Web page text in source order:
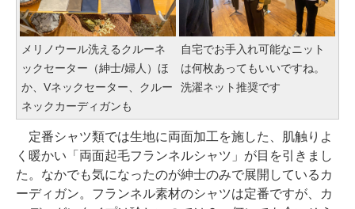
メリノウール洗えるクルーネ
ックセーター（紳士/婦人）ほ
か、Vネックセーター、クルー
ネックカーディガンも
自宅でお手入れ可能なニット
は何枚あってもいいですね。
洗濯ネット推奨です
定番シャツ類では生地に両面加工を施した、肌触りよ
く暖かい「両面起毛フランネルシャツ」が目を引きまし
た。なかでも気になったのが紳士のみで展開しているカ
ーディガン。フランネル素材のシャツは定番ですが、カ